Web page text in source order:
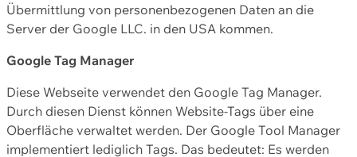
Übermittlung von personenbezogenen Daten an die
Server der Google LLC. in den USA kommen.
Google Tag Manager
Diese Webseite verwendet den Google Tag Manager.
Durch diesen Dienst können Website-Tags über eine
Oberfläche verwaltet werden. Der Google Tool Manager
implementiert lediglich Tags. Das bedeutet: Es werden